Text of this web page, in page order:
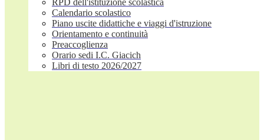
RPD dell'istituzione scolastica
Calendario scolastico
Piano uscite didattiche e viaggi d'istruzione
Orientamento e continuità
Preaccoglienza
Orario sedi I.C. Giacich
Libri di testo 2026/2027